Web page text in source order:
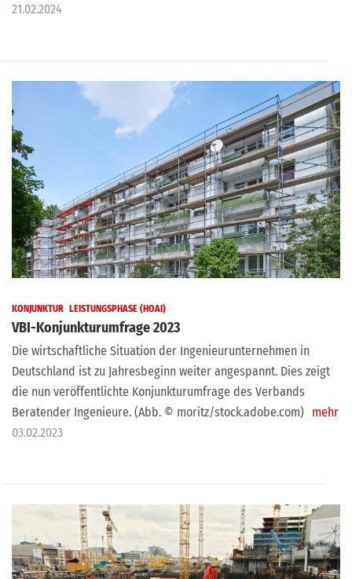
21.02.2024
KONJUNKTUR LEISTUNGSPHASE (HOAI)
VBI-Konjunkturumfrage 2023
Die wirtschaftliche Situation der Ingenieurunternehmen in
Deutschland ist zu Jahresbeginn weiter angespannt. Dies zeigt
die nun veröffentlichte Konjunkturumfrage des Verbands
Beratender Ingenieure. (Abb. © moritz/stock.adobe.com) mehr
03.02.2023